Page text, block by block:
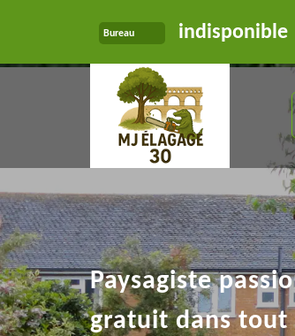
Bureau indisponible
Paysagiste
gratuit dans tout